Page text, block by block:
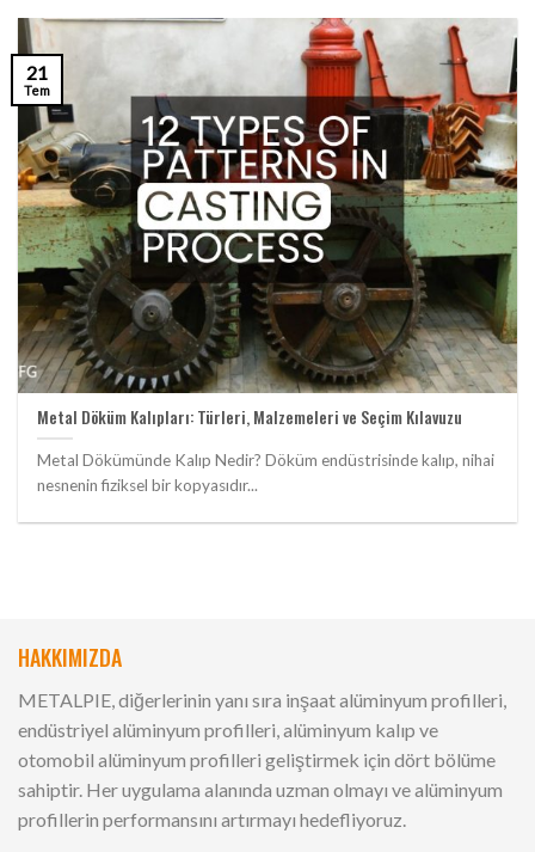
Metal Döküm Kalıpları: Türleri, Malzemeleri ve Seçim Kılavuzu
Metal Dökümünde Kalıp Nedir? Döküm endüstrisinde kalıp, nihai
nesnenin fiziksel bir kopyasıdır...
21
Tem
HAKKIMIZDA
METALPIE, diğerlerinin yanı sıra inşaat alüminyum profilleri,
endüstriyel alüminyum profilleri, alüminyum kalıp ve
otomobil alüminyum profilleri geliştirmek için dört bölüme
sahiptir. Her uygulama alanında uzman olmayı ve alüminyum
profillerin performansını artırmayı hedefliyoruz.